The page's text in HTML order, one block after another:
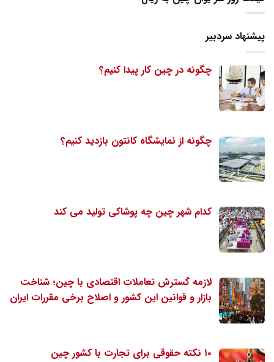
پیشنهاد سردبیر
چگونه در چین کار پیدا کنیم؟
چگونه از نمایشگاه کانتون بازدید کنیم؟
کدام شهر چین چه پوشاکی تولید می کند
لازمه گسترش تعاملات اقتصادی با چین؛ شناخت
بازار و قوانین این کشور و اصلاح برخی مقررات ایران
۱۰ نکته حقوقی برای تجارت با کشور چین